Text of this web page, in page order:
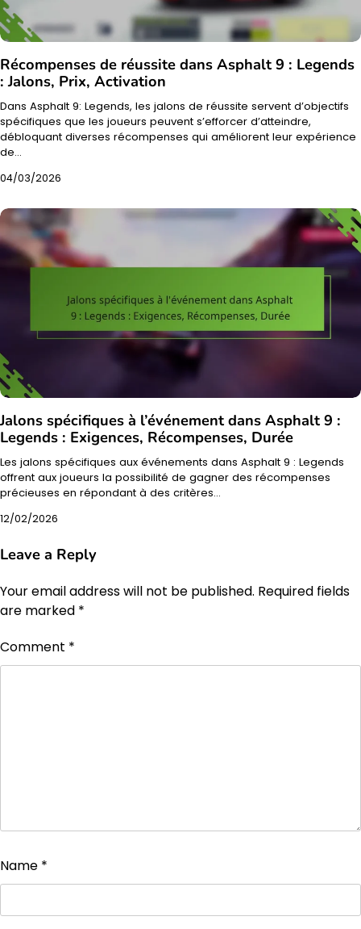
Récompenses de réussite dans Asphalt 9 : Legends
: Jalons, Prix, Activation
Dans Asphalt 9: Legends, les jalons de réussite servent d’objectifs
spécifiques que les joueurs peuvent s’efforcer d’atteindre,
débloquant diverses récompenses qui améliorent leur expérience
de…
04/03/2026
Jalons spécifiques à l’événement dans Asphalt 9 :
Legends : Exigences, Récompenses, Durée
Les jalons spécifiques aux événements dans Asphalt 9 : Legends
offrent aux joueurs la possibilité de gagner des récompenses
précieuses en répondant à des critères…
12/02/2026
Leave a Reply
Your email address will not be published. Required fields
are marked *
Comment *
Name *